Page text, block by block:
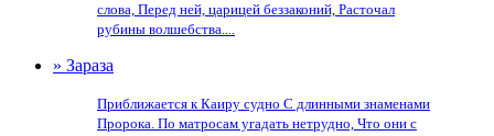
слова, Перед ней, царицей беззаконий, Расточал
рубины волшебства....
» Зараза
Приближается к Каиру судно С длинными знаменами
Пророка. По матросам угадать нетрудно, Что они с